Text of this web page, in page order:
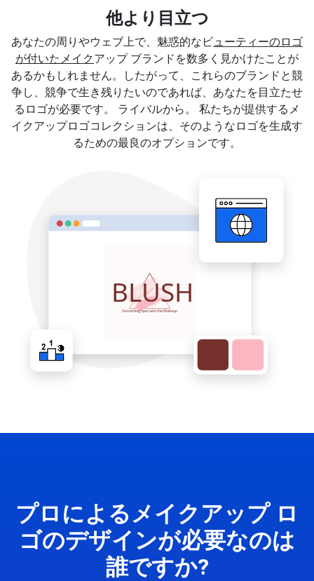
他より目立つ
あなたの周りやウェブ上で、魅惑的なビ ューティーのロゴ
が付いたメイク アップ ブランドを数多く見かけたことが
あるかもしれません。したがって、これらのブランドと競
争し、競争で生き残りたいのであれば、あなたを目立たせ
るロゴが必要です。 ライバルから。 私たちが提供するメ
イクアップロゴコレクションは、そのようなロゴを生成す
るための最良のオプションです。
プロによるメイクアップ ロ
ゴのデザインが必要なのは
誰ですか?